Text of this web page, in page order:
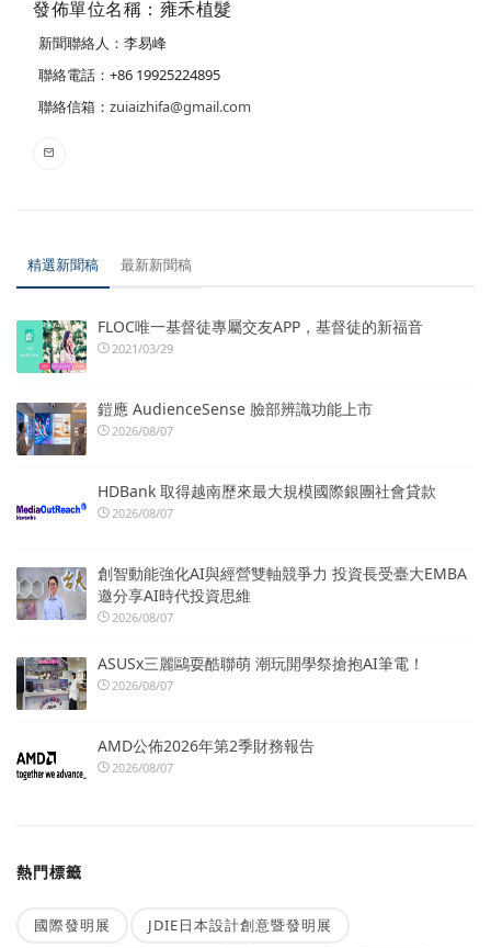
發佈單位名稱：雍禾植髮
新聞聯絡人：李易峰
聯絡電話：+86 19925224895
聯絡信箱： zuiaizhifa@gmail.com
精選新聞稿 最新新聞稿
FLOC唯一基督徒專屬交友APP，基督徒的新福音
2021/03/29
鎧應 AudienceSense 臉部辨識功能上市
2026/08/07
HDBank 取得越南歷來最大規模國際銀團社會貸款
2026/08/07
創智動能強化AI與經營雙軸競爭力 投資長受臺大EMBA
邀分享AI時代投資思維
2026/08/07
ASUSx三麗鷗耍酷聯萌 潮玩開學祭搶抱AI筆電！
2026/08/07
AMD公佈2026年第2季財務報告
2026/08/07
熱門標籤
國際發明展 JDIE日本設計創意暨發明展